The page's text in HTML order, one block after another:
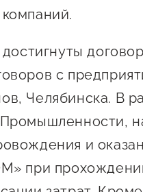
с
Челябинска. В
и
при